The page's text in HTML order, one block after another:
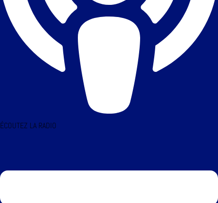
ÉCOUTEZ LA RADIO